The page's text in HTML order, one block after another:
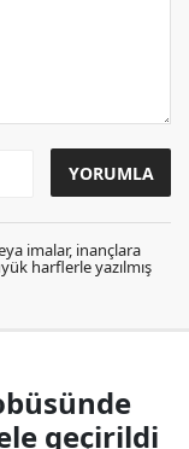
imalar, inançlara
harflerle yazılmış
geçirildi